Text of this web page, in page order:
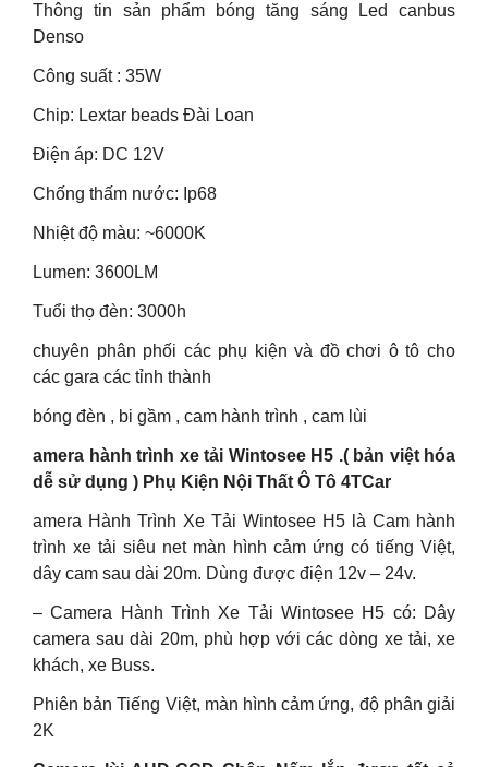
Thông tin sản phẩm bóng tăng sáng Led canbus
Denso
Công suất : 35W
Chip: Lextar beads Đài Loan
Điện áp: DC 12V
Chống thấm nước: Ip68
Nhiệt độ màu: ~6000K
Lumen: 3600LM
Tuổi thọ đèn: 3000h
chuyên phân phối các phụ kiện và đồ chơi ô tô cho
các gara các tỉnh thành
bóng đèn , bi gầm , cam hành trình , cam lùi
amera hành trình xe tải Wintosee H5 .( bản việt hóa
dễ sử dụng ) Phụ Kiện Nội Thất Ô Tô 4TCar
amera Hành Trình Xe Tải Wintosee H5 là Cam hành
trình xe tải siêu net màn hình cảm ứng có tiếng Việt,
dây cam sau dài 20m. Dùng được điện 12v – 24v.
– Camera Hành Trình Xe Tải Wintosee H5 có: Dây
camera sau dài 20m, phù hợp với các dòng xe tải, xe
khách, xe Buss.
Phiên bản Tiếng Việt, màn hình cảm ứng, độ phân giải
2K